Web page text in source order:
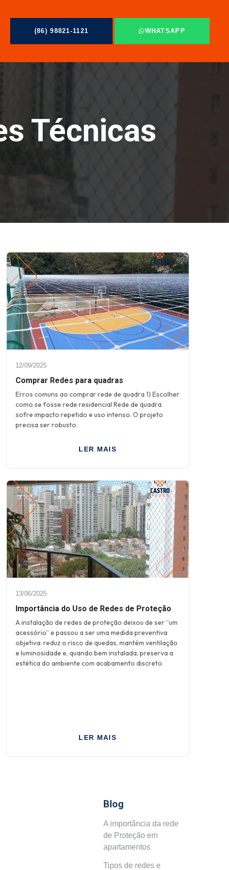
(86) 98821-1121 WHATSAPP
Técnicas
12/09/2025
Comprar Redes para quadras
Erros comuns ao comprar rede de quadra 1) Escolher
como se fosse rede residencial Rede de quadra
sofre impacto repetido e uso intenso. O projeto
precisa ser robusto.
LER MAIS
13/06/2025
Importância do Uso de Redes de Proteção
A instalação de redes de proteção deixou de ser “um
acessório” e passou a ser uma medida preventiva
objetiva: reduz o risco de quedas, mantém ventilação
e luminosidade e, quando bem instalada, preserva a
estética do ambiente com acabamento discreto.
LER MAIS
Blog
A importância da rede
de Proteção em
apartamentos
Tipos de redes e